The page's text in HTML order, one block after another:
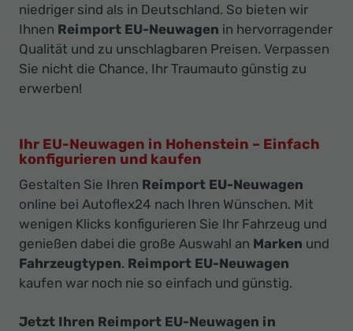
niedriger sind als in Deutschland. So bieten wir
Ihnen Reimport EU-Neuwagen in hervorragender
Qualität und zu unschlagbaren Preisen. Verpassen
Sie nicht die Chance, Ihr Traumauto günstig zu
erwerben!
Ihr EU-Neuwagen in Hohenstein – Einfach
konfigurieren und kaufen
Gestalten Sie Ihren Reimport EU-Neuwagen
online bei Autoflex24 nach Ihren Wünschen. Mit
wenigen Klicks konfigurieren Sie Ihr Fahrzeug und
genießen dabei die große Auswahl an Marken und
Fahrzeugtypen. Reimport EU-Neuwagen
kaufen war noch nie so einfach und günstig.
Jetzt Ihren Reimport EU-Neuwagen in